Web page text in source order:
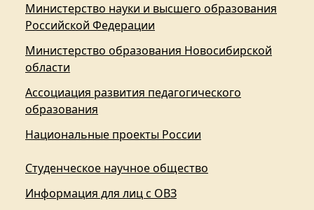
Министерство науки и высшего образования
Российской Федерации
Министерство образования Новосибирской
области
Ассоциация развития педагогического
образования
Национальные проекты России
Студенческое научное общество
Информация для лиц с ОВЗ